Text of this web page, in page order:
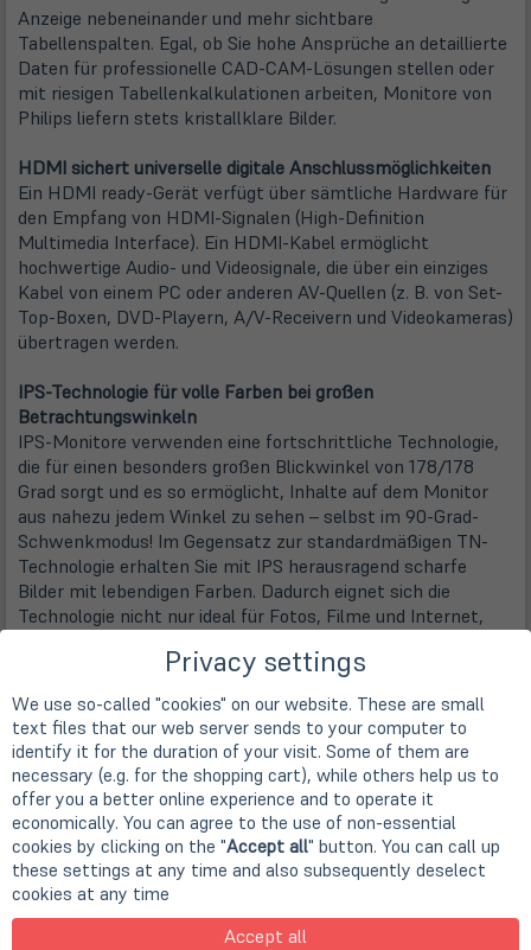
Anzeige nebeneinander und mehr sichtbare
Tabellenspalten. Egal, ob Sie hohe Ansprüche an detaillierte
Daten für professionelle CAD-CAM-Lösungen stellen oder
mit riesigen Tabellenkalkulationen arbeiten, Monitore von
Philips liefern stets kristallklare Bilder.
HDMI sichert universelle digitale Anschlussmöglichkeiten
Ein HDMI ready-Gerät verfügt über sämtliche Hardware für
den Empfang von HDMI-Signalen (High-Definition
Multimedia Interface). Ein HDMI-Kabel ermöglicht
hochwertige Audio- und Videosignale, die über ein einziges
Kabel von einem PC oder anderen AV-Quellen (z. B. von Set-
Top-Boxen, DVD-Playern, A/V-Receivern und Videokameras)
übertragen werden.
IPS-Technologie für volle Farben bei großen
Betrachtungswinkeln
IPS-Monitore verwenden eine fortschrittliche Technologie,
die für einen besonders großen Blickwinkel von 178/178
Grad sorgt und es so ermöglicht, Inhalte auf dem Monitor
aus nahezu jedem Winkel zu sehen – selbst im 90-Grad-
Schwenkmodus! Im Gegensatz zur standardmäßigen TN-
Technologie erhalten Sie mit IPS herausragend scharfe
Bilder mit lebendigen Farben. Dadurch eignet sich die
Technologie nicht nur ideal für Fotos, Filme und Internet,
Anforderungen an Farbtreue und Farbkonsistenz.
SmartImage Voreinstellungen für eine einfache
Bildoptimierung
SmartImage ist eine exklusive, marktführende Technologie
von Philips, die angezeigte Bildinhalte analysiert und Ihnen
so eine optimale Anzeigeleistung garantiert. Die
benutzerfreundliche Oberfläche ermöglicht Ihnen die
Auswahl zahlreicher Modi für Büro, Fotos, Filme, Spiele,
Energieeinsparung etc. je nach Anwendung, die Sie gerade
nutzen. Basierend auf Ihrer Auswahl optimiert SmartImage
Kontrast, Farbsättigung und Schärfe von Bildern und Videos
Privacy settings
We use so-called "cookies" on our website. These are small
text files that our web server sends to your computer to
identify it for the duration of your visit. Some of them are
necessary (e.g. for the shopping cart), while others help us to
offer you a better online experience and to operate it
economically. You can agree to the use of non-essential
cookies by clicking on the "Accept all" button. You can call up
these settings at any time and also subsequently deselect
cookies at any time
Accept all